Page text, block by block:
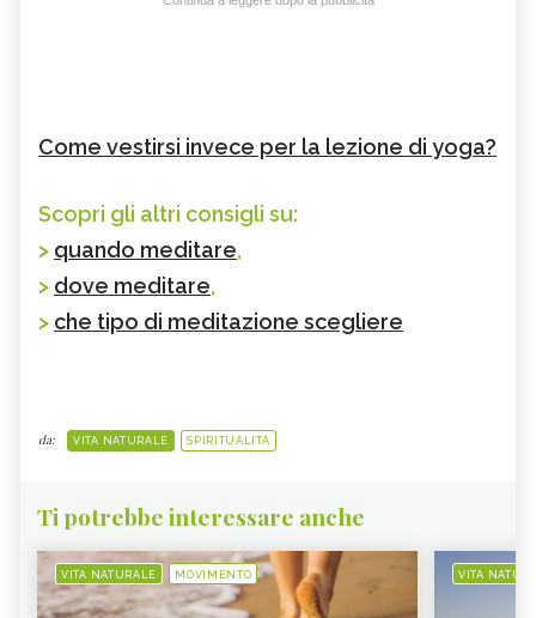
Come vestirsi invece per la lezione di yoga?
Scopri gli altri consigli su:
> quando meditare,
> dove meditare,
> che tipo di meditazione scegliere
da: VITA NATURALE SPIRITUALITÀ
Ti potrebbe interessare anche
VITA NATURALE MOVIMENTO VITA